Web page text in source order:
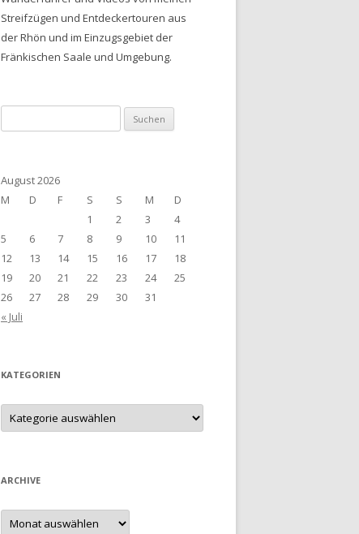
Streifzügen und Entdeckertouren aus
der Rhön und im Einzugsgebiet der
Fränkischen Saale und Umgebung.
nach:
August 2026
M
D F S S M
D
1
2 3
4
5
6 7 8 9 10
11
12
13 14 15 16 17
18
19
20 21 22 23 24
25
26
27 28 29 30
31
« Juli
KATEGORIEN
Kategorien
ARCHIVE
Archive